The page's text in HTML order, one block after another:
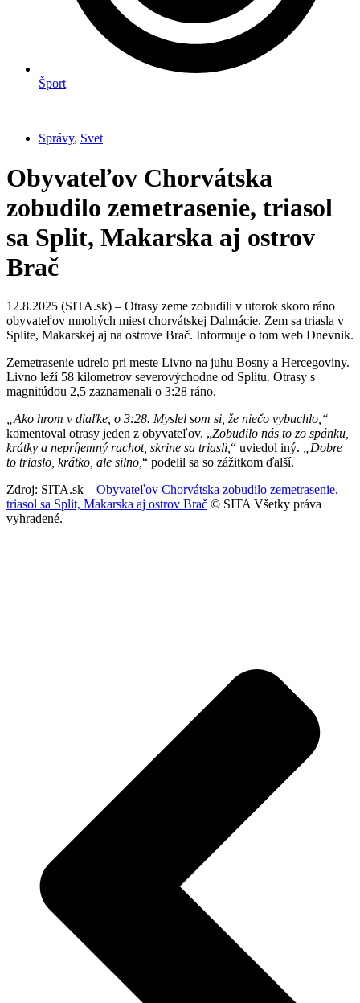
Šport
Správy, Svet
Obyvateľov Chorvátska
zobudilo zemetrasenie, triasol
sa Split, Makarska aj ostrov
Brač
12.8.2025 (SITA.sk) – Otrasy zeme zobudili v utorok skoro ráno
obyvateľov mnohých miest chorvátskej Dalmácie. Zem sa triasla v
Splite, Makarskej aj na ostrove Brač. Informuje o tom web Dnevnik.
Zemetrasenie udrelo pri meste Livno na juhu Bosny a Hercegoviny.
Livno leží 58 kilometrov severovýchodne od Splitu. Otrasy s
magnitúdou 2,5 zaznamenali o 3:28 ráno.
„Ako hrom v diaľke, o 3:28. Myslel som si, že niečo vybuchlo,“
komentoval otrasy jeden z obyvateľov. „Zobudilo nás to zo spánku,
krátky a nepríjemný rachot, skrine sa triasli, “ uviedol iný.
„Dobre
to triaslo, krátko, ale silno, “ podelil sa so zážitkom ďalší.
Zdroj: SITA.sk – Obyvateľov Chorvátska zobudilo zemetrasenie,
triasol sa Split, Makarska aj ostrov Brač © SITA Všetky práva
vyhradené.